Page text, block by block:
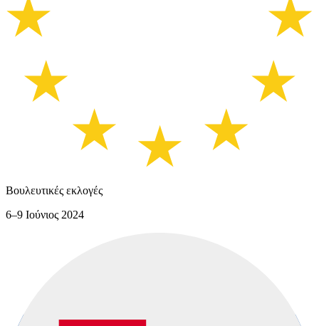
Βουλευτικές εκλογές
6–9 Ιούνιος 2024